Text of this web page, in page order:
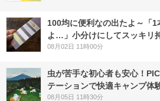
100均に便利なの出たよ～「
よ…」小分けにしてスッキリ
08月02日 11時00分
虫が苦手な初心者も安心！
テーションで快適キャンプ体
08月05日 11時30分